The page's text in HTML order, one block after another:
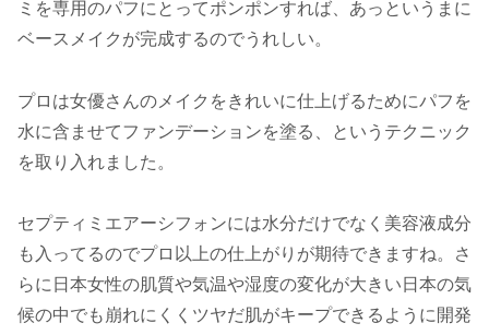
ミを専用のパフにとってポンポンすれば、あっというまに
ベースメイクが完成するのでうれしい。
プロは女優さんのメイクをきれいに仕上げるためにパフを
水に含ませてファンデーションを塗る、というテクニック
を取り入れました。
セプティミエアーシフォンには水分だけでなく美容液成分
も入ってるのでプロ以上の仕上がりが期待できますね。さ
らに日本女性の肌質や気温や湿度の変化が大きい日本の気
候の中でも崩れにくくツヤだ肌がキープできるように開発